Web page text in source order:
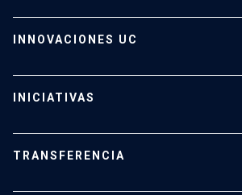
INNOVACIONES UC
Oferta para empresas
INICIATIVAS
Apoyo a investigadores
TRANSFERENCIA